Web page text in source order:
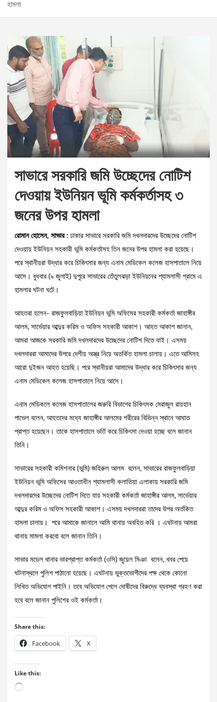
হামলা
সাভারে সরকারি জমি উচ্ছেদের নোটিশ
দেওয়ায় ইউনিয়ন ভূমি কর্মকর্তাসহ ৩
জনের উপর হামলা
রোমান হোসেন, সাভার : ঢাকার সাভারে সরকারি জমি দখলদারদের উচ্ছেদের নোটিশ
দেওয়ায় ইউনিয়ন সহকারী ভূমি কর্মকর্তাসহ তিন জনের উপর হামলা করা হয়েছে।
পরে স্থানীয়রা উদ্ধার করে চিকিৎসার জন্য এনাম মেডিকেল কলেজ হাসপাতালে নিয়ে
আসে। বুধবার (৯ জুলাই) দুপুরে সাভারের তেঁতুলঝড়া ইউনিয়নের শ্যামলাসী গ্রামে এ
হামলার ঘটনা ঘটে।
আহতরা হলেন- রাজফুলবাড়িয়া ইউনিয়ন ভূমি অফিসের সহকারী কর্মকর্তা জাহাঙ্গীর
আলম, সার্ভেয়ার আব্দুর করিম ও অফিস সহকারী আকাশ। আহত আকাশ জানান,
আমরা আজকে সরকারি জমি দখলদারদের উচ্ছেদের নোটিশ দিতে যাই। এসময়
দখলদাররা আমাদের উপরে দেশীয় অস্ত্র নিয়ে অতর্কিত হামলা চালায়। এতে আমিসহ
আরো দুইজন আহত হয়েছি। পরে স্থানীয়রা আমাদের উদ্ধার করে চিকিৎসার জন্য
এনাম মেডিকেল কলেজ হাসপাতালে নিয়ে আসে।
এনাম মেডিকলে কলেজ হাসপাতালের জরুরি বিভাগের চিকিৎসক মেরাজুল রায়হান
পাভেল বলেন, আহতদের মধ্যে জাহাঙ্গীর আলমের শরীরের বিভিন্ন স্থানে আঘাত
প্রাপ্ত হয়েছেন। তাকে হাসপাতালে ভর্তি করে চিকিৎসা দেওয়া হচ্ছে বলে জানান
তিনি।
সাভারের সহকারী কমিশনার (ভূমি) জহিরুল আলম বলেন, সাভারের রাজফুলবাড়িয়া
ইউনিয়ন ভূমি অফিসের আওতাধীন শ্যামলাসী কলাতিয়া এলাকায় সরকারি জমি
দখলদারদের উচ্ছেদের নোটিশ দিতে যায় সহকারী কর্মকর্তা জাহাঙ্গীর আলম, সার্ভেয়ার
আব্দুর করিম ও অফিস সহকারী আকাশ। এসময় দখলদাররা তাদের উপর অর্তকিত
হামলা চালায়। পরে আমাকে জানালে আমি থানায় অবহিত করি । এঘটনায় আমরা
থানায় মামলা করবো বলে জানান তিনি।
সাভার মডেল থানার ভারপ্রাপ্ত কর্মকর্তা (ওসি) জুয়েল মিঞা বলেন, খবর পেয়ে
ঘটনাস্থলে পুলিশ পাঠানো হয়েছে। এঘটনায় ভুক্তভোগীদের পক্ষ থেকে কোনো
লিখিত অভিযোগ পাইনি। তবে অভিযোগ পেলে দোষীদের বিরুদ্ধে ব্যবস্থা গ্রহণ করা
হবে বলে জানান পুলিশের ওই কর্মকর্তা।
Share this:
Facebook X
Like this:
Loading…